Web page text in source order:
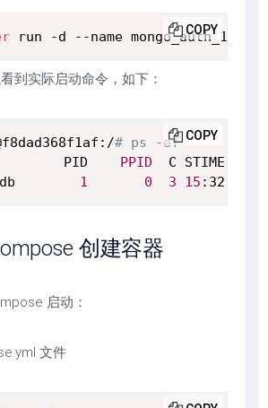
run -d --name mongo_auth_1 -e
COPY
到实际启动命令，如下：
# ps -ef
PID
PPID
C STIME TTY
1 0 3 15 :32 ?
COPY
创建容器
启动：
文件